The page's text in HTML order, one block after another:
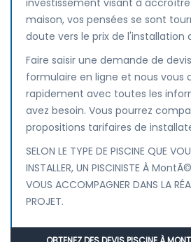
investissement visant à
maison, vos pensées se sont
doute vers le prix de l'installation
Faire saisir une demande de
formulaire en ligne et nous vous
rapidement avec toutes les
avez besoin. Vous pourrez
propositions tarifaires de
SELON LE TYPE DE PISCINE QUE
INSTALLER, UN PISCINISTE À
VOUS ACCOMPAGNER DANS LA
PROJET.